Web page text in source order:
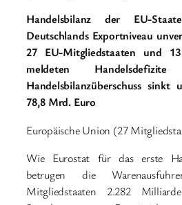
Handelsbilanz der EU-
Deutschlands Exportniveau
27 EU-Mitgliedstaaten und
meldeten
Handelsbilanzüberschuss
78,8 Mrd. Euro
Europäische Union (27
Wie Eurostat für das erste
betrugen die
Mitgliedstaaten 2.282